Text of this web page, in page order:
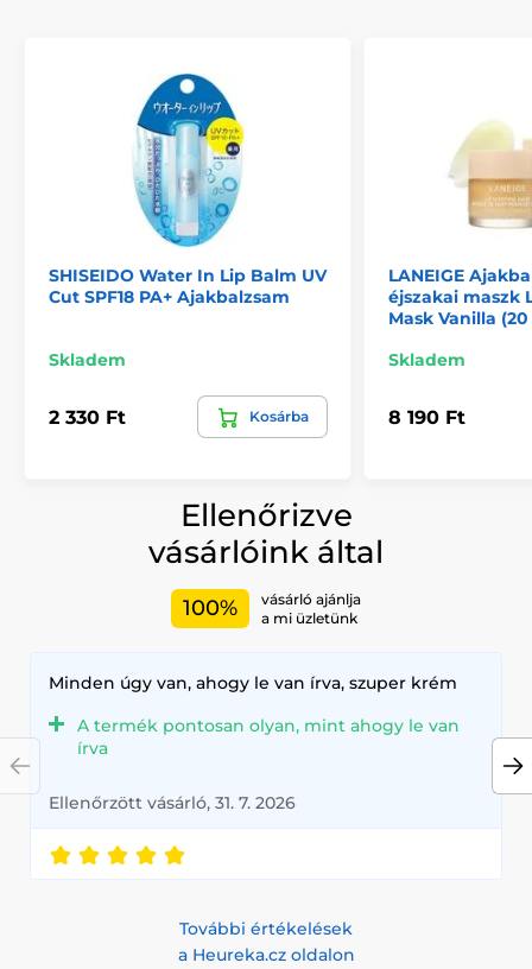
SHISEIDO Water In Lip Balm UV
Cut SPF18 PA+ Ajakbalzsam
Skladem
2 330 Ft Kosárba
LANEIGE
éjszakai maszk
Mask Vanilla
Skladem
8 190 Ft
Ellenőrizve
vásárlóink által
100%
vásárló ajánlja
a mi üzletünk
Minden úgy van, ahogy le van írva, szuper krém
A termék pontosan olyan, mint ahogy le van
írva
Ellenőrzött vásárló, 31. 7. 2026
További értékelések
a Heureka.cz oldalon